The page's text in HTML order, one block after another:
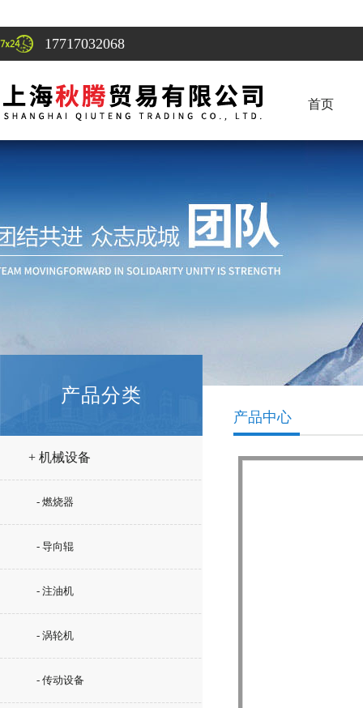
17717032068
首页
产品分类
+ 机械设备
- 燃烧器
- 导向辊
- 注油机
- 涡轮机
- 传动设备
产品中心